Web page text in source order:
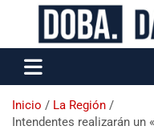
Data Oeste
Inicio
La Región
Intendentes realizarán un